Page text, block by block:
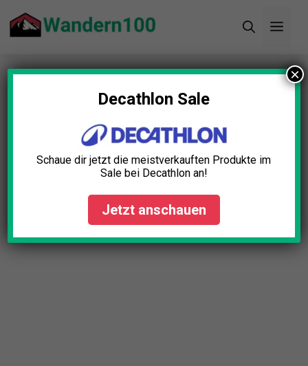
Inhalt
Startseite»Blog»Gaskocher Doppelbrenner
Test: Die 5 besten (Bestenliste)
Gaskocher Doppelbrenner
Test: Die 5 besten
(Bestenliste)
Decathlon Sale
Schaue dir jetzt die meistverkauften Produkte im
Sale bei Decathlon an!
Jetzt anschauen
×